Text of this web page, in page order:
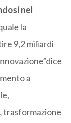
nel
la
9,2 miliardi
a
trasformazione